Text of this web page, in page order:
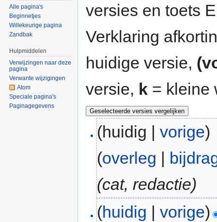
versies en toets
Verklaring
huidige versie,
versie, k = kleine
(huidig |vorige)
(overleg |
(cat, redactie)
(huidig |vorige)
Alle pagina's
Beginnetjes
Willekeurige pagina
Zandbak
Hulpmiddelen
Verwijzingen naar deze
pagina
Verwante wijzigingen
Atom
Speciale pagina's
Paginagegevens